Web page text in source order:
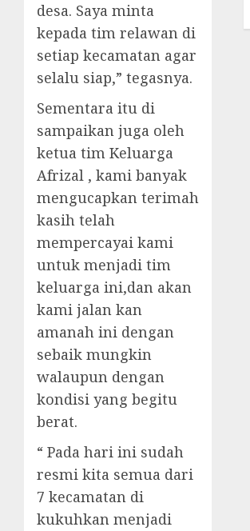
desa. Saya minta
kepada tim relawan di
setiap kecamatan agar
selalu siap,” tegasnya.
Sementara itu di
sampaikan juga oleh
ketua tim Keluarga
Afrizal , kami banyak
mengucapkan terimah
kasih telah
mempercayai kami
untuk menjadi tim
keluarga ini,dan akan
kami jalan kan
amanah ini dengan
sebaik mungkin
walaupun dengan
kondisi yang begitu
berat.
“ Pada hari ini sudah
resmi kita semua dari
7 kecamatan di
kukuhkan menjadi